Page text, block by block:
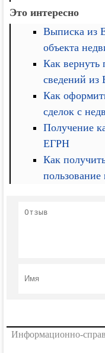
Это интересно
Выписка из
объекта
Как вернуть
сведений
Как
сделок с
Получение
ЕГРН
Как
Информационно-